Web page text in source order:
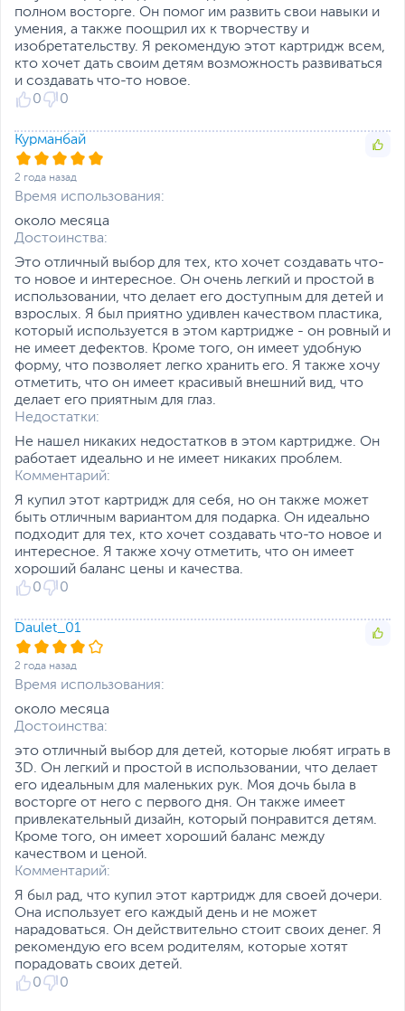
полном восторге. Он помог им развить свои навыки и
умения, а также поощрил их к творчеству и
изобретательству. Я рекомендую этот картридж всем,
кто хочет дать своим детям возможность развиваться
и создавать что-то новое.
0
0
Курманбай
2 года назад
Время использования:
около месяца
Достоинства:
Это отличный выбор для тех, кто хочет создавать что-
то новое и интересное. Он очень легкий и простой в
использовании, что делает его доступным для детей и
взрослых. Я был приятно удивлен качеством пластика,
который используется в этом картридже - он ровный и
не имеет дефектов. Кроме того, он имеет удобную
форму, что позволяет легко хранить его. Я также хочу
отметить, что он имеет красивый внешний вид, что
делает его приятным для глаз.
Недостатки:
Не нашел никаких недостатков в этом картридже. Он
работает идеально и не имеет никаких проблем.
Комментарий:
Я купил этот картридж для себя, но он также может
быть отличным вариантом для подарка. Он идеально
подходит для тех, кто хочет создавать что-то новое и
интересное. Я также хочу отметить, что он имеет
хороший баланс цены и качества.
0
0
Daulet_01
2 года назад
Время использования:
около месяца
Достоинства:
это отличный выбор для детей, которые любят играть в
3D. Он легкий и простой в использовании, что делает
его идеальным для маленьких рук. Моя дочь была в
восторге от него с первого дня. Он также имеет
привлекательный дизайн, который понравится детям.
Кроме того, он имеет хороший баланс между
качеством и ценой.
Комментарий:
Я был рад, что купил этот картридж для своей дочери.
Она использует его каждый день и не может
нарадоваться. Он действительно стоит своих денег. Я
рекомендую его всем родителям, которые хотят
порадовать своих детей.
0
0